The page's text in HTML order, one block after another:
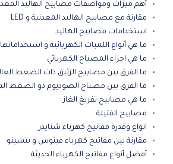
أهم ميزات ومواصفات مصابيح الهاليد المعدنية
مقارنة مع مصابيح الهاليد المعدنية و LED
استخدامات مصابيح الهاليد
ما هي أنواع اللمبات الكهربائية و استخداماتها
ما هي اجزاء المصباح الكهربائي
ما الفرق بين مصابيح الزئبق ذات الضغط
ما الفرق بين مصباح الصوديوم ذو الضغط
ما هي مصابيح تفريغ الغاز
مصابيح الفتيلة
انواع وقدرة مفاتيح كهرباء شنايدر
مقارنة بين مفاتيح كهرباء فينوس و بتشينو
أفضل أنواع مفاتيح الكهرباء الحديثة